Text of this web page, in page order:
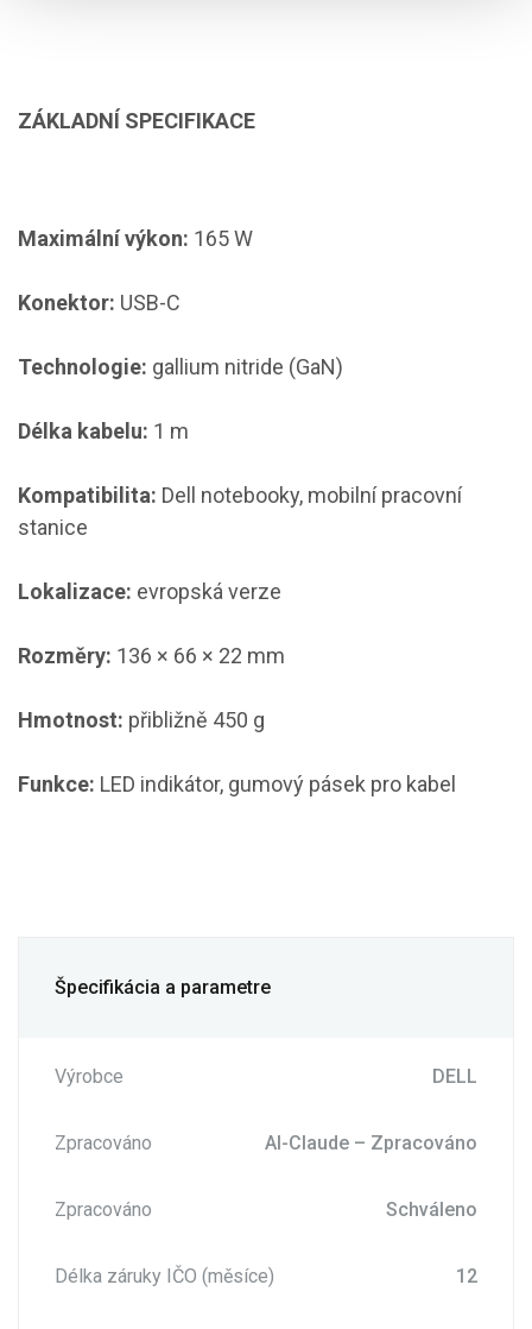
ZÁKLADNÍ SPECIFIKACE
Maximální výkon: 165 W
Konektor: USB-C
Technologie: gallium nitride (GaN)
Délka kabelu: 1 m
Kompatibilita: Dell notebooky, mobilní pracovní
stanice
Lokalizace: evropská verze
Rozměry: 136 × 66 × 22 mm
Hmotnost: přibližně 450 g
Funkce: LED indikátor, gumový pásek pro kabel
Špecifikácia a parametre
Výrobce DELL
Zpracováno AI-Claude – Zpracováno
Zpracováno Schváleno
Délka záruky IČO (měsíce) 12